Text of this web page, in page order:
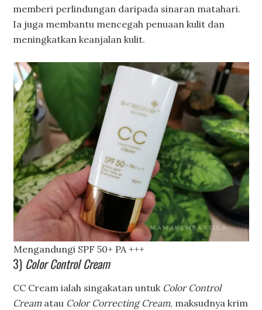
memberi perlindungan daripada sinaran matahari.
Ia juga membantu mencegah penuaan kulit dan
meningkatkan keanjalan kulit.
Mengandungi SPF 50+ PA +++
3) Color Control Cream
CC Cream ialah singakatan untuk Color Control
Creamatau Color Correcting Cream, maksudnya krim